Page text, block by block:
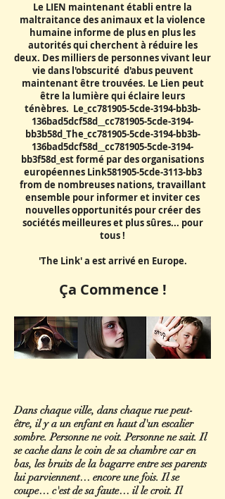
Le LIEN maintenant établi entre la
maltraitance des animaux et la violence
humaine informe de plus en plus les
autorités qui cherchent à réduire les
deux. Des milliers de personnes vivant leur
vie dans l'obscurité d'abus peuvent
maintenant être trouvées. Le Lien peut
être la lumière qui éclaire leurs
ténèbres. Le_cc781905-5cde-3194-bb3b-
136bad5dcf58d__cc781905-5cde-3194-
bb3b58d_The_cc781905-5cde-3194-bb3b-
136bad5dcf58d__cc781905-5cde-3194-
bb3f58d_est formé par des organisations
européennes Link581905-5cde-3113-bb3
from de nombreuses nations, travaillant
ensemble pour informer et inviter ces
nouvelles opportunités pour créer des
sociétés meilleures et plus sûres... pour
tous !
'The Link' a est arrivé en Europe.
Ça Commence !
Dans chaque ville, dans chaque rue peut-
être, il y a un enfant en haut d'un escalier
sombre. Personne ne voit. Personne ne sait. Il
se cache dans le coin de sa chambre car en
bas, les bruits de la bagarre entre ses parents
lui parviennent… encore une fois. Il se
coupe… c'est de sa faute… il le croit. Il